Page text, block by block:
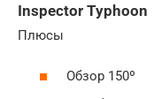
Inspector Typhoon
Плюсы
Обзор 150º